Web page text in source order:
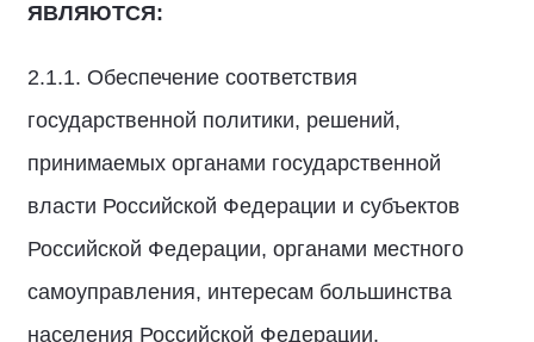
ЯВЛЯЮТСЯ:
2.1.1. Обеспечение соответствия
государственной политики, решений,
принимаемых органами государственной
власти Российской Федерации и субъектов
Российской Федерации, органами местного
самоуправления, интересам большинства
населения Российской Федерации.